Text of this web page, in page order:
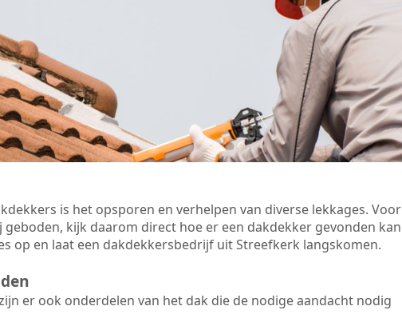
is het opsporen en verhelpen van diverse lekkages. Voor
kijk daarom direct hoe er een dakdekker gevonden kan
op en laat een dakdekkersbedrijf uit Streefkerk langskomen.
er ook onderdelen van het dak die de nodige aandacht nodig